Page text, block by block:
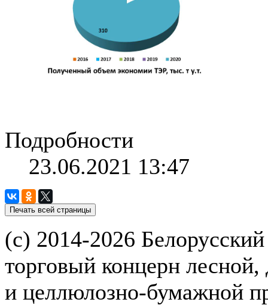
Подробности
23.06.2021 13:47
(с) 2014-2026
торговый концерн
и целлюлозно-бумажной